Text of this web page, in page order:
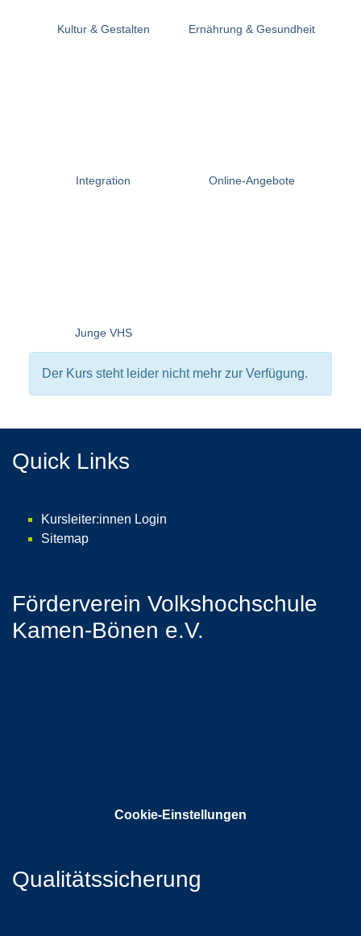
Kultur & Gestalten Ernährung & Gesundheit
Integration Online-Angebote
Junge VHS
Der Kurs steht leider nicht mehr zur Verfügung.
Quick Links
Kursleiter:innen Login
Sitemap
Förderverein Volkshochschule
Kamen-Bönen e.V.
Cookie-Einstellungen
Qualitätssicherung